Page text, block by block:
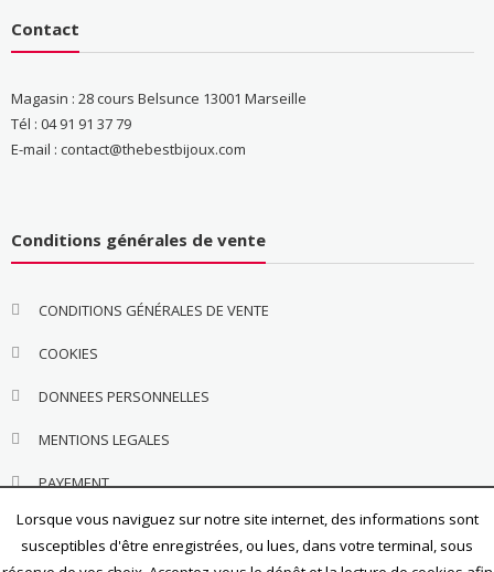
Contact
Magasin : 28 cours Belsunce 13001 Marseille
Tél : 04 91 91 37 79
E-mail : contact@thebestbijoux.com
Conditions générales de vente
CONDITIONS GÉNÉRALES DE VENTE
COOKIES
DONNEES PERSONNELLES
MENTIONS LEGALES
PAYEMENT
Lorsque vous naviguez sur notre site internet, des informations sont
susceptibles d'être enregistrées, ou lues, dans votre terminal, sous